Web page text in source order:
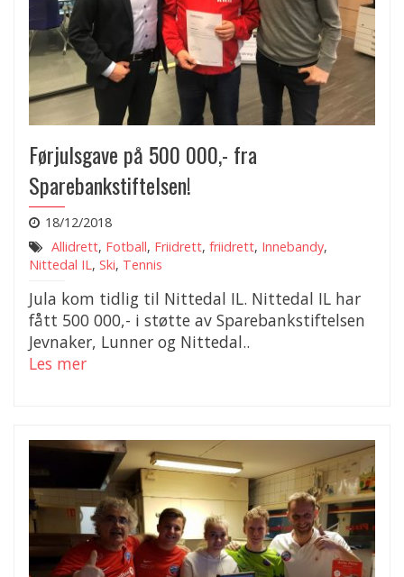
Førjulsgave på 500 000,- fra
Sparebankstiftelsen!
18/12/2018
Allidrett, Fotball, Friidrett, friidrett, Innebandy,
Nittedal IL , Ski, Tennis
Jula kom tidlig til Nittedal IL. Nittedal IL har
fått 500 000,- i støtte av Sparebankstiftelsen
Jevnaker, Lunner og Nittedal..
Les mer